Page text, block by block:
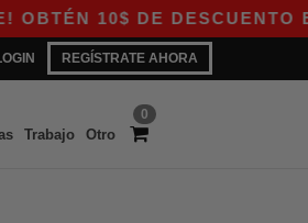
DE DESCUENTO EN
REGÍSTRATE AHORA
0
Trabajo Otro